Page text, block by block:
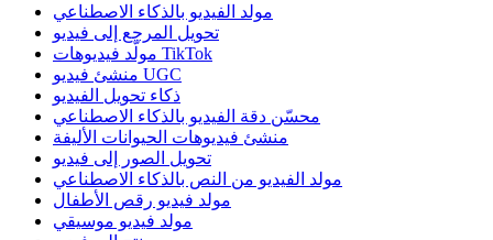
مولد الفيديو بالذكاء الاصطناعي
تحويل المرجع إلى فيديو
مولّد فيديوهات TikTok
منشئ فيديو UGC
ذكاء تحويل الفيديو
محسّن دقة الفيديو بالذكاء الاصطناعي
منشئ فيديوهات الحيوانات الأليفة
تحويل الصور إلى فيديو
مولد الفيديو من النص بالذكاء الاصطناعي
مولد فيديو رقص الأطفال
مولد فيديو موسيقي